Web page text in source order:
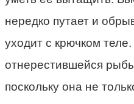
нередко путает и
уходит с крючком
отнерестившейся
поскольку она не